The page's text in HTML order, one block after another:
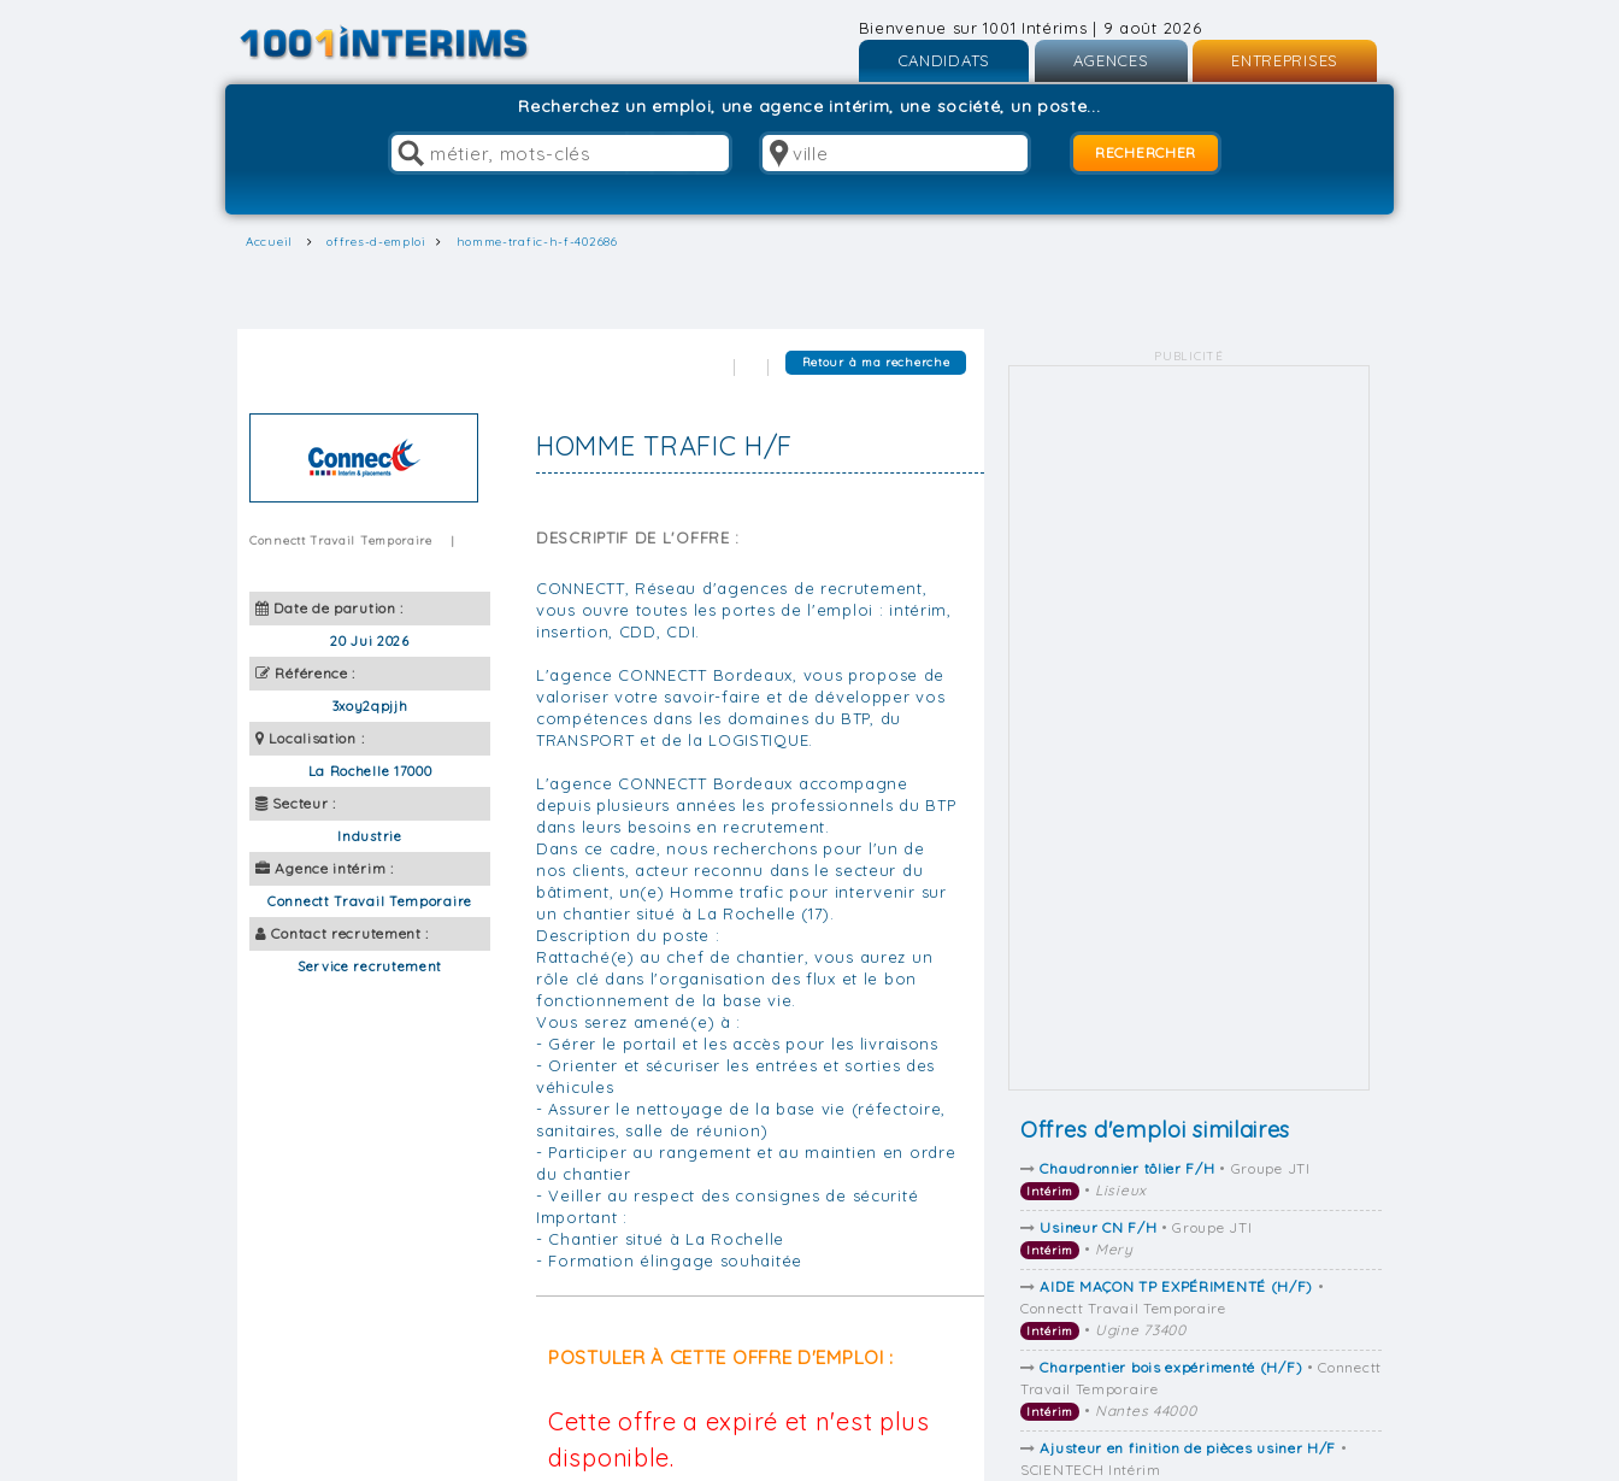
Bienvenue sur 1001 Intérims | 9 août 2026
CANDIDATS
Inscription
AGENCES
Inscription
Connexion
ENTREPRISES
Recherchez un emploi, une agence intérim, une société, un poste...
Accueil offres-d-emploi homme-trafic-h-f-402686
Retour à ma recherche
HOMME TRAFIC H/F
Connectt Travail Temporaire |
Date de parution :
20 Jui 2026
Référence :
3xoy2qpjjh
Localisation :
La Rochelle 17000
Secteur :
Industrie
Agence intérim :
Connectt Travail Temporaire
Contact recrutement :
Service recrutement
DESCRIPTIF DE L'OFFRE :
CONNECTT, Réseau d'agences de recrutement,
vous ouvre toutes les portes de l'emploi : intérim,
insertion, CDD, CDI.
L'agence CONNECTT Bordeaux, vous propose de
valoriser votre savoir-faire et de développer vos
compétences dans les domaines du BTP, du
TRANSPORT et de la LOGISTIQUE.
L'agence CONNECTT Bordeaux accompagne
depuis plusieurs années les professionnels du BTP
dans leurs besoins en recrutement.
Dans ce cadre, nous recherchons pour l'un de
nos clients, acteur reconnu dans le secteur du
bâtiment, un(e) Homme trafic pour intervenir sur
un chantier situé à La Rochelle (17).
Description du poste :
Rattaché(e) au chef de chantier, vous aurez un
rôle clé dans l'organisation des flux et le bon
fonctionnement de la base vie.
Vous serez amené(e) à :
- Gérer le portail et les accès pour les livraisons
- Orienter et sécuriser les entrées et sorties des
véhicules
- Assurer le nettoyage de la base vie (réfectoire,
sanitaires, salle de réunion)
- Participer au rangement et au maintien en ordre
du chantier
- Veiller au respect des consignes de sécurité
Important :
- Chantier situé à La Rochelle
- Formation élingage souhaitée
POSTULER À CETTE OFFRE D'EMPLOI :
Cette offre a expiré et n'est plus
disponible.
PUBLICITÉ
Offres d'emploi similaires
Chaudronnier tôlier F/H • Groupe JTI
Intérim • Lisieux
Usineur CN F/H • Groupe JTI
Intérim • Mery
AIDE MAÇON TP EXPÉRIMENTÉ (H/F) •
Connectt Travail Temporaire
Intérim • Ugine 73400
Charpentier bois expérimenté (H/F) • Connectt
Travail Temporaire
Intérim • Nantes 44000
Ajusteur en finition de pièces usiner H/F •
SCIENTECH Intérim